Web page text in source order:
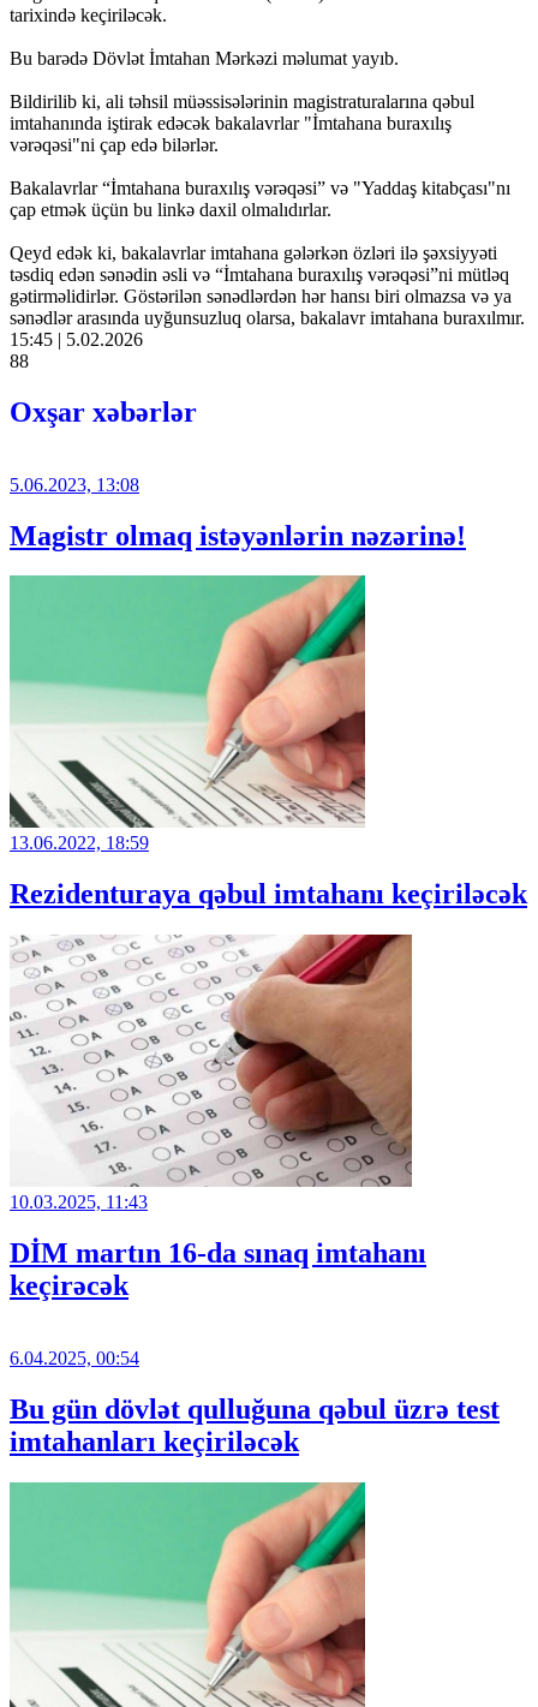
tarixində keçiriləcək.
Bu barədə Dövlət İmtahan Mərkəzi məlumat yayıb.
Bildirilib ki, ali təhsil müəssisələrinin magistraturalarına qəbul
imtahanında iştirak edəcək bakalavrlar "İmtahana buraxılış
vərəqəsi"ni çap edə bilərlər.
Bakalavrlar “İmtahana buraxılış vərəqəsi” və "Yaddaş kitabçası"nı
çap etmək üçün bu linkə daxil olmalıdırlar.
Qeyd edək ki, bakalavrlar imtahana gələrkən özləri ilə şəxsiyyəti
təsdiq edən sənədin əsli və “İmtahana buraxılış vərəqəsi”ni mütləq
gətirməlidirlər. Göstərilən sənədlərdən hər hansı biri olmazsa və ya
sənədlər arasında uyğunsuzluq olarsa, bakalavr imtahana buraxılmır.
15:45 | 5.02.2026
88
Oxşar xəbərlər
5.06.2023, 13:08
Magistr olmaq istəyənlərin nəzərinə!
13.06.2022, 18:59
Rezidenturaya qəbul imtahanı keçiriləcək
10.03.2025, 11:43
DİM martın 16-da sınaq imtahanı
keçirəcək
6.04.2025, 00:54
Bu gün dövlət qulluğuna qəbul üzrə test
imtahanları keçiriləcək